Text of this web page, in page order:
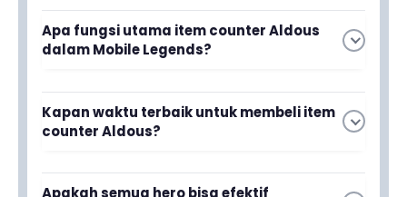
Apa fungsi utama item counter Aldous
dalam Mobile Legends?
Item counter Aldous dirancang untuk
mengurangi dampak serangan mematikan
memiliki kesempatan lebih besar untuk
Kapan waktu terbaik untuk membeli item
counter Aldous?
Waktu terbaik adalah saat kamu sudah